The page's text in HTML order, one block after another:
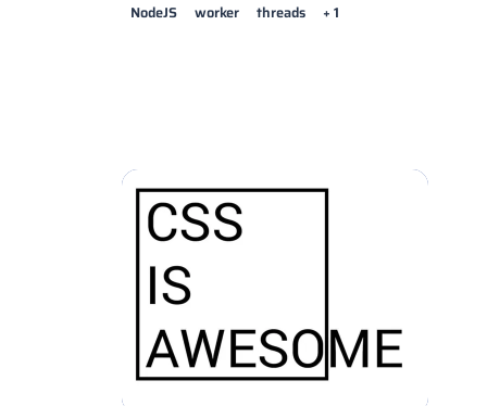
NodeJS worker threads + 1